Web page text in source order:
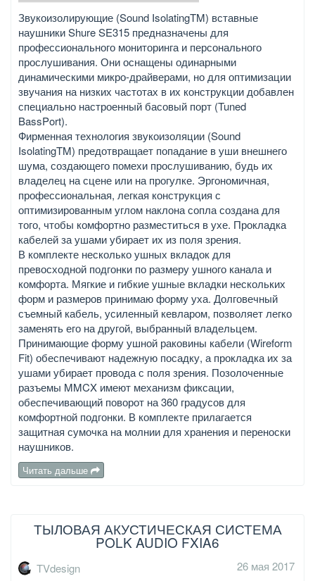
Звукоизолирующие (Sound IsolatingTM) вставные
наушники Shure SE315 предназначены для
профессионального мониторинга и персонального
прослушивания. Они оснащены одинарными
динамическими микро-драйверами, но для оптимизации
звучания на низких частотах в их конструкции добавлен
специально настроенный басовый порт (Tuned
BassPort).
Фирменная технология звукоизоляции (Sound
IsolatingTM) предотвращает попадание в уши внешнего
шума, создающего помехи прослушиванию, будь их
владелец на сцене или на прогулке. Эргономичная,
профессиональная, легкая конструкция с
оптимизированным углом наклона сопла создана для
того, чтобы комфортно разместиться в ухе. Прокладка
кабелей за ушами убирает их из поля зрения.
В комплекте несколько ушных вкладок для
превосходной подгонки по размеру ушного канала и
комфорта. Мягкие и гибкие ушные вкладки нескольких
форм и размеров принимаю форму уха. Долговечный
съемный кабель, усиленный кевларом, позволяет легко
заменять его на другой, выбранный владельцем.
Принимающие форму ушной раковины кабели (Wireform
Fit) обеспечивают надежную посадку, а прокладка их за
ушами убирает провода с поля зрения. Позолоченные
разъемы MMCX имеют механизм фиксации,
обеспечивающий поворот на 360 градусов для
комфортной подгонки. В комплекте прилагается
защитная сумочка на молнии для хранения и переноски
наушников.
Читать дальше
ТЫЛОВАЯ АКУСТИЧЕСКАЯ СИСТЕМА
POLK AUDIO FXIA6
TVdesign 26 мая 2017